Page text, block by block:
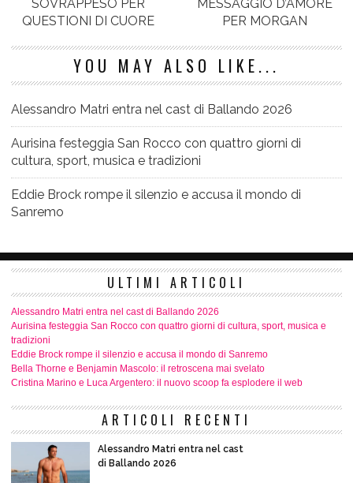
SOVRAPPESO PER
QUESTIONI DI CUORE
MESSAGGIO D’AMORE
PER MORGAN
YOU MAY ALSO LIKE...
Alessandro Matri entra nel cast di Ballando 2026
Aurisina festeggia San Rocco con quattro giorni di
cultura, sport, musica e tradizioni
Eddie Brock rompe il silenzio e accusa il mondo di
Sanremo
ULTIMI ARTICOLI
Alessandro Matri entra nel cast di Ballando 2026
Aurisina festeggia San Rocco con quattro giorni di cultura, sport, musica e
tradizioni
Eddie Brock rompe il silenzio e accusa il mondo di Sanremo
Bella Thorne e Benjamin Mascolo: il retroscena mai svelato
Cristina Marino e Luca Argentero: il nuovo scoop fa esplodere il web
ARTICOLI RECENTI
Alessandro Matri entra nel cast
di Ballando 2026